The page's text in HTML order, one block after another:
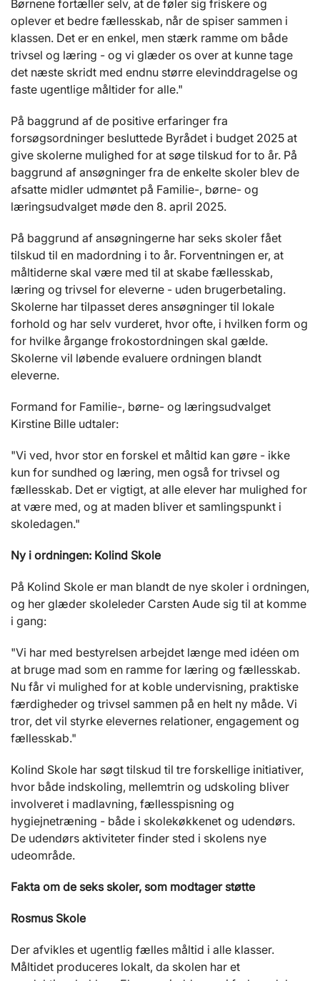
Børnene fortæller selv, at de føler sig friskere og
oplever et bedre fællesskab, når de spiser sammen i
klassen. Det er en enkel, men stærk ramme om både
trivsel og læring - og vi glæder os over at kunne tage
det næste skridt med endnu større elevinddragelse og
faste ugentlige måltider for alle."
På baggrund af de positive erfaringer fra
forsøgsordninger besluttede Byrådet i budget 2025 at
give skolerne mulighed for at søge tilskud for to år. På
baggrund af ansøgninger fra de enkelte skoler blev de
afsatte midler udmøntet på Familie-, børne- og
læringsudvalget møde den 8. april 2025.
På baggrund af ansøgningerne har seks skoler fået
tilskud til en madordning i to år. Forventningen er, at
måltiderne skal være med til at skabe fællesskab,
læring og trivsel for eleverne - uden brugerbetaling.
Skolerne har tilpasset deres ansøgninger til lokale
forhold og har selv vurderet, hvor ofte, i hvilken form og
for hvilke årgange frokostordningen skal gælde.
Skolerne vil løbende evaluere ordningen blandt
eleverne.
Formand for Familie-, børne- og læringsudvalget
Kirstine Bille udtaler:
"Vi ved, hvor stor en forskel et måltid kan gøre - ikke
kun for sundhed og læring, men også for trivsel og
fællesskab. Det er vigtigt, at alle elever har mulighed for
at være med, og at maden bliver et samlingspunkt i
skoledagen."
Ny i ordningen: Kolind Skole
På Kolind Skole er man blandt de nye skoler i ordningen,
og her glæder skoleleder Carsten Aude sig til at komme
i gang:
"Vi har med bestyrelsen arbejdet længe med idéen om
at bruge mad som en ramme for læring og fællesskab.
Nu får vi mulighed for at koble undervisning, praktiske
færdigheder og trivsel sammen på en helt ny måde. Vi
tror, det vil styrke elevernes relationer, engagement og
fællesskab."
Kolind Skole har søgt tilskud til tre forskellige initiativer,
hvor både indskoling, mellemtrin og udskoling bliver
involveret i madlavning, fællesspisning og
hygiejnetræning - både i skolekøkkenet og udendørs.
De udendørs aktiviteter finder sted i skolens nye
udeområde.
Fakta om de seks skoler, som modtager støtte
Rosmus Skole
Der afvikles et ugentlig fælles måltid i alle klasser.
Måltidet produceres lokalt, da skolen har et